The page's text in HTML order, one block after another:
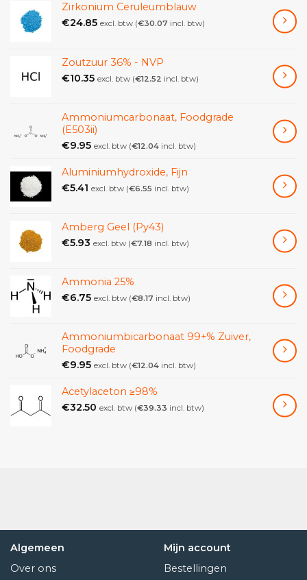
Gevarenaanduidingscode (H-code)
H226 Ontvlambare vloeistof en damp.
organismen, met langdurige
gevolgen.
P210 Verwijderd houden van warmte, hete
oppervlakken, vonken, open vuur
en andere ontstekingsbronnen. Niet roken.
P370 + P378 In geval van brand: blussen met
droogpoeder of droog zand.
Additionele gevareninformatie (EU)
een gebarsten huid
veroorzaken.
Art. nr. O7031
Zirkonium Ceruleumblauw
€24.85 excl. btw (€30.07 incl. btw)
Zoutzuur 36% - NVP
€10.35 excl. btw (€12.52 incl. btw)
Ammoniumcarbonaat, Foodgrade
(E503ii)
€9.95 excl. btw (€12.04 incl. btw)
Aluminiumhydroxide, Fijn
€5.41 excl. btw (€6.55 incl. btw)
Amberg Geel (Py43)
€5.93 excl. btw (€7.18 incl. btw)
Ammonia 25%
€6.75 excl. btw (€8.17 incl. btw)
Ammoniumbicarbonaat 99+% Zuiver,
Foodgrade
€9.95 excl. btw (€12.04 incl. btw)
Acetylaceton ≥98%
€32.50 excl. btw (€39.33 incl. btw)
Algemeen
Over ons
Mijn account
Bestellingen